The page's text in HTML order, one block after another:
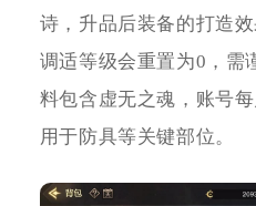
诗，升品后装备的打造
调适等级会重置为0，需
料包含虚无之魂，账号
用于防具等关键部位。